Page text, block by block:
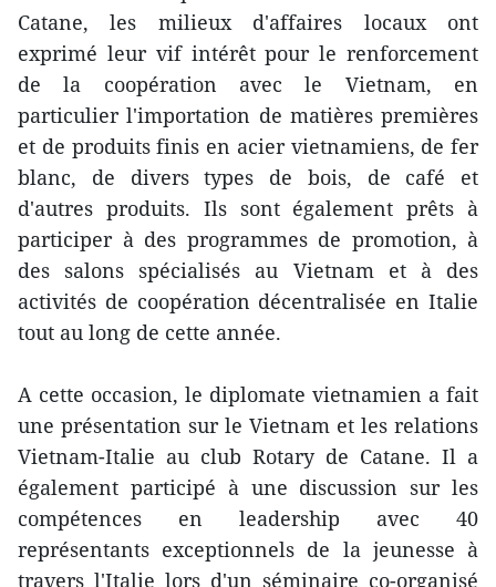
Catane, les milieux d'affaires locaux ont
exprimé leur vif intérêt pour le renforcement
de la coopération avec le Vietnam, en
particulier l'importation de matières premières
et de produits finis en acier vietnamiens, de fer
blanc, de divers types de bois, de café et
d'autres produits. Ils sont également prêts à
participer à des programmes de promotion, à
des salons spécialisés au Vietnam et à des
activités de coopération décentralisée en Italie
tout au long de cette année.
A cette occasion, le diplomate vietnamien a fait
une présentation sur le Vietnam et les relations
Vietnam-Italie au club Rotary de Catane. Il a
également participé à une discussion sur les
compétences en leadership avec 40
représentants exceptionnels de la jeunesse à
travers l'Italie lors d'un séminaire co-organisé